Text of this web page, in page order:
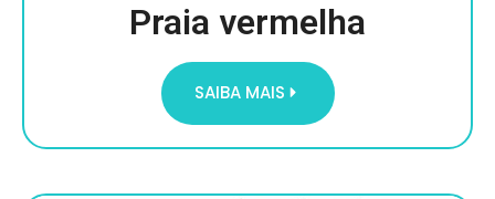
Praia vermelha
SAIBA MAIS